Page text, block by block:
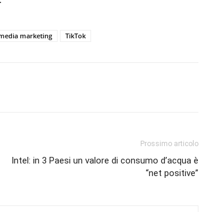
marketing TikTok
Prossimo articolo
Intel: in 3 Paesi un valore di consumo d’acqua è
“net positive”